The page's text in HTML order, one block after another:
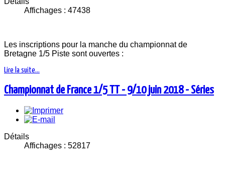
Affichages : 47438
Les inscriptions pour la manche du championnat de
Bretagne 1/5 Piste sont ouvertes :
Lire la suite...
Championnat de France 1/5 TT - 9/10 juin 2018 - Séries
Détails
Affichages : 52817